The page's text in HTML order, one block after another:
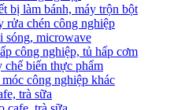
bị làm bánh, máy trộn bột
rửa chén công nghiệp
sóng, microwave
công nghiệp, tủ hấp cơm
chế biến thực phẩm
công nghiệp khác
trà sữa